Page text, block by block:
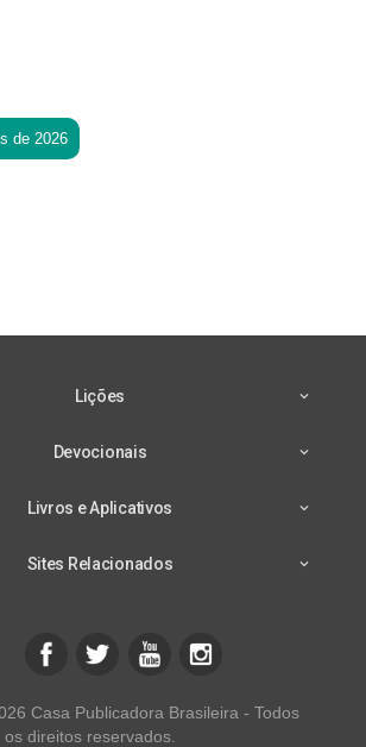
de 2026
Lições
Devocionais
Livros e Aplicativos
Sites Relacionados
Casa Publicadora Brasileira - Todos
os direitos reservados.